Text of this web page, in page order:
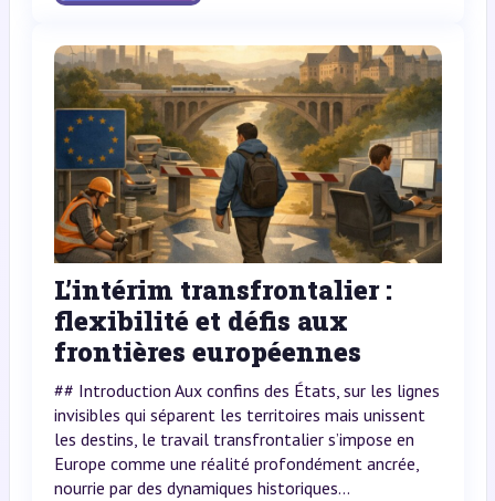
L’intérim transfrontalier :
flexibilité et défis aux
frontières européennes
## Introduction Aux confins des États, sur les lignes
invisibles qui séparent les territoires mais unissent
les destins, le travail transfrontalier s’impose en
Europe comme une réalité profondément ancrée,
nourrie par des dynamiques historiques...